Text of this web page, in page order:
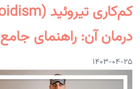
درمان آن: راهنمای جامع
۱۴۰۳-۰۴-۲۵